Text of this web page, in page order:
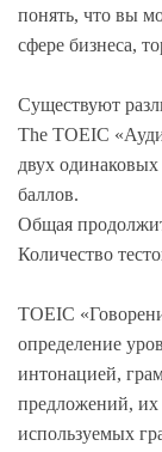
понять, что вы
сфере бизнеса,
Существуют
The TOEIC
двух одинаковых
баллов.
Общая
Количество
TOEIC
определение
интонацией,
предложений, их
используемых